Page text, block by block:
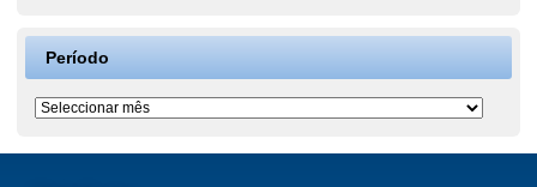
Período
Período